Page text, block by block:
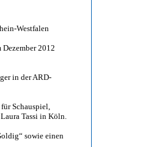
Westfalen
2012
in der ARD-
Schauspiel,
Tassi in Köln.
sowie einen